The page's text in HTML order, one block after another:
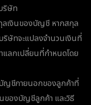
ริษัท
ลเงินของบัญชี หากสกุล
ษัทจะแปลงจำนวนเงินที่
แลกเปลี่ยนที่กำหนดโดย
ญชีภายนอกของลูกค้าที่
ของบัญชีลูกค้า และวิธี